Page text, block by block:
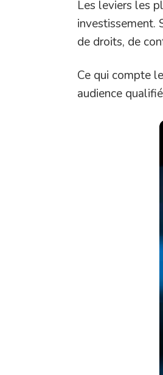
Les leviers les
investissement.
de droits, de
Ce qui compte
audience